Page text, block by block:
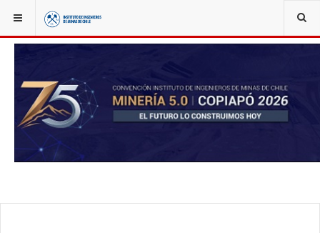
YOU ARE HERE: